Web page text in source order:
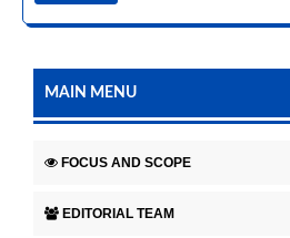
MAIN MENU
FOCUS AND SCOPE
EDITORIAL TEAM